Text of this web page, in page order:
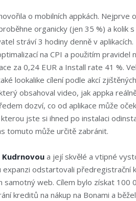
o mobilních appkách. Nejprve
organicky (jen 35 %) a kolik
stráví 3 hodiny denně v aplikacích.
na CPI a použitím pravidel
za 0,24 EUR a Install rate 41 %.
lookalike cílení podle akcí
obsahoval video, jak appka
dozví, co od aplikace může
jste si ihned po instalaci
tomuto může určitě zabránit.
Kudrnovoua její skvělé a vtipné
expanzi odstartovali předregistrační
web. Cílem bylo získat 100
kreditů na nákup na Bonami a